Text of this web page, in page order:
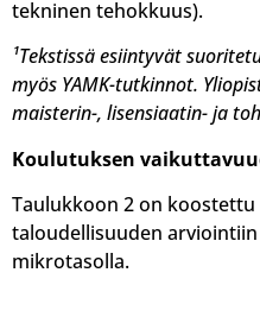
tekninen tehokkuus).
¹Tekstissä esiintyvät
myös YAMK-tutkinnot.
maisterin-, lisensiaatin- ja
Koulutuksen
Taulukkoon 2 on
taloudellisuuden
mikrotasolla.